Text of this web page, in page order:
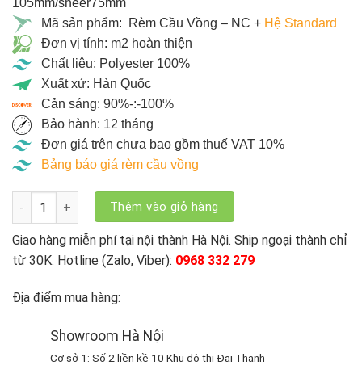
105mm/sheer75mm
Mã sản phẩm: Rèm Cầu Vồng – NC + Hệ Standard
Đơn vị tính: m2 hoàn thiện
Chất liệu: Polyester 100%
Xuất xứ: Hàn Quốc
Cản sáng: 90%-:-100%
Bảo hành: 12 tháng
Đơn giá trên chưa bao gồm thuế VAT 10%
Bảng báo giá rèm cầu vồng
Rèm Cửa Cầu Vồng Modero Hàn Quốc Nice - NC số lượng
Thêm vào giỏ hàng
Giao hàng miễn phí tại nội thành Hà Nội. Ship ngoại thành chỉ
từ 30K. Hotline (Zalo, Viber): 0968 332 279
Địa điểm mua hàng:
Showroom Hà Nội
Cơ sở 1: Số 2 liền kề 10 Khu đô thị Đại Thanh